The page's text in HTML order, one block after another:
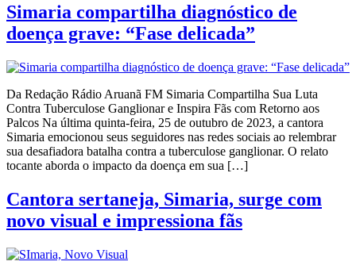
Simaria compartilha diagnóstico de
doença grave: “Fase delicada”
Da Redação Rádio Aruanã FM Simaria Compartilha Sua Luta
Contra Tuberculose Ganglionar e Inspira Fãs com Retorno aos
Palcos Na última quinta-feira, 25 de outubro de 2023, a cantora
Simaria emocionou seus seguidores nas redes sociais ao relembrar
sua desafiadora batalha contra a tuberculose ganglionar. O relato
tocante aborda o impacto da doença em sua […]
Cantora sertaneja, Simaria, surge com
novo visual e impressiona fãs